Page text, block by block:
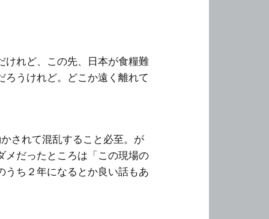
けれど、この先、日本が食糧難
うけれど。どこか遠く離れて
されて混乱すること必至。が
メだったところは「この現場の
ち２年になるとか良い話もあ